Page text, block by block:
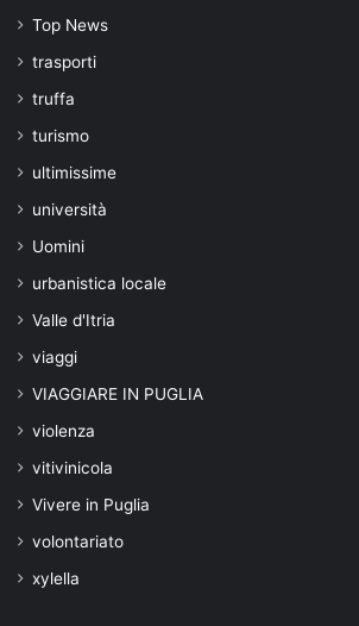
Top News
trasporti
truffa
turismo
ultimissime
università
Uomini
urbanistica locale
Valle d'Itria
viaggi
VIAGGIARE IN PUGLIA
violenza
vitivinicola
Vivere in Puglia
volontariato
xylella